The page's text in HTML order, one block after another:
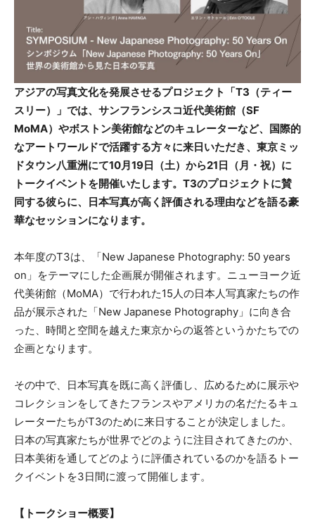
アジアの写真文化を発展させるプロジェクト「T3（ティー
スリー）」では、サンフランシスコ近代美術館（SF
MoMA）やボストン美術館などのキュレーターなど、国際的
なアートワールドで活躍する方々に来日いただき、東京ミッ
ドタウン八重洲にて10月19日（土）から21日（月・祝）に
トークイベントを開催いたします。T3のプロジェクトに賛
同する彼らに、日本写真が高く評価される理由などを語る豪
華なセッションになります。
本年度のT3は、「New Japanese Photography: 50 years
on」をテーマにした企画展が開催されます。ニューヨーク近
代美術館（MoMA）で行われた15人の日本人写真家たちの作
品が展示された「New Japanese Photography」に向き合
った、時間と空間を越えた東京からの返答というかたちでの
企画となります。
その中で、日本写真を既に高く評価し、広めるために展示や
コレクションをしてきたフランスやアメリカの名だたるキュ
レーターたちがT3のために来日することが決定しました。
日本の写真家たちが世界でどのように注目されてきたのか、
日本美術を通してどのように評価されているのかを語るトー
クイベントを3日間に渡って開催します。
【トークショー概要】